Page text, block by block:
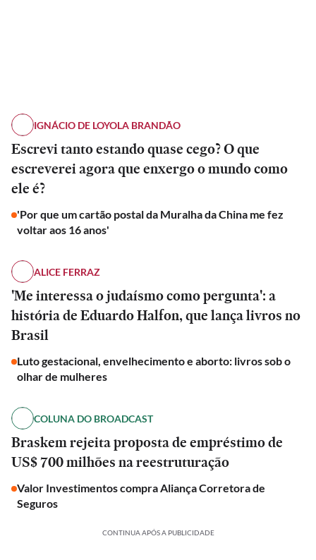
IGNÁCIO DE LOYOLA BRANDÃO
Escrevi tanto estando quase cego? O que
escreverei agora que enxergo o mundo como
ele é?
'Por que um cartão postal da Muralha da China me fez
voltar aos 16 anos'
ALICE FERRAZ
'Me interessa o judaísmo como pergunta': a
história de Eduardo Halfon, que lança livros no
Brasil
Luto gestacional, envelhecimento e aborto: livros sob o
olhar de mulheres
COLUNA DO BROADCAST
Braskem rejeita proposta de empréstimo de
US$ 700 milhões na reestruturação
Valor Investimentos compra Aliança Corretora de
Seguros
CONTINUA APÓS A PUBLICIDADE